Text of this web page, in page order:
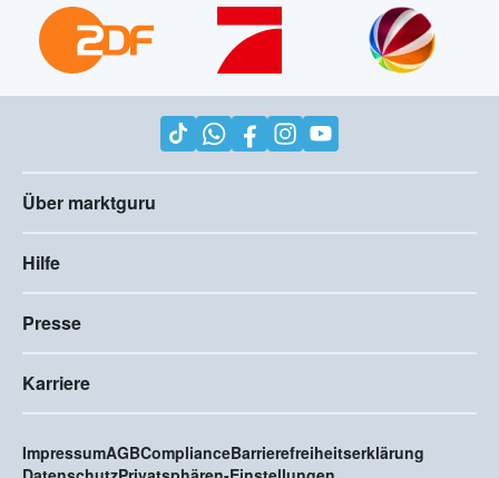
Über marktguru
Hilfe
Presse
Karriere
ImpressumAGBComplianceBarrierefreiheitserklärung